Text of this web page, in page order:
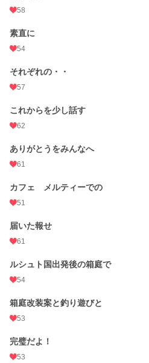
58
素直に
54
それぞれの・・
57
これからを少し話す
62
ありがとうをみんなへ
61
カフェ メルティーでの
51
届いた報せ
61
ルシュト国出発後の箱庭で
54
箱庭改装案と釣り遊びと
53
完璧だよ！
53